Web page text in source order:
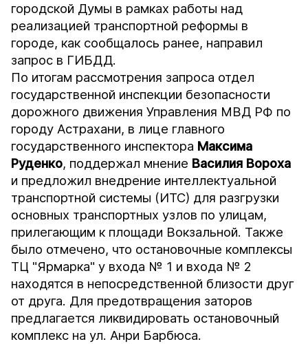
городской Думы в рамках работы над
реализацией транспортной реформы в
городе, как сообщалось ранее, направил
запрос в ГИБДД.
По итогам рассмотрения запроса отдел
государственной инспекции безопасности
дорожного движения Управления МВД РФ по
городу Астрахани, в лице главного
государственного инспектора Максима
Руденко, поддержал мнение Василия Вороха
и предложил внедрение интеллектуальной
транспортной системы (ИТС) для разгрузки
основных транспортных узлов по улицам,
прилегающим к площади Вокзальной. Также
было отмечено, что остановочные комплексы
ТЦ "Ярмарка" у входа № 1 и входа № 2
находятся в непосредственной близости друг
от друга. Для предотвращения заторов
предлагается ликвидировать остановочный
комплекс на ул. Анри Барбюса.